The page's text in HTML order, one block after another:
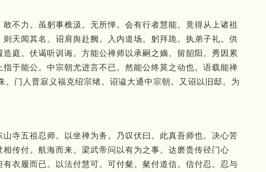
敢不力。 虽躬事樵汲。 无所惮。 会有行者慧能。 竟得从上诸祖
则天闻其名。 诏肩舆赴阙。 入内道场。 躬拜跪。 执弟子礼。 供
庭。 伏谒听训诲。 方能公禅师以承嗣之嫡。 留韶阳。 秀因累
于能公。 中宗朝尤进言不已。 然能公终莫之动也。 语载能禅
。 门人普寂义福克绍宗绪。 诏谥大通中宗朝。 又诏以旧邸。 为
寺五祖忍师。 以坐禅为务。 乃叹伏曰。 此真吾师也。 决心苦
相传付。 航海而来。 梁武帝问以有为之事。 达磨贵传径门心
有衣履而已。 以法付慧可。 可付粲。 粲付道信。 信付忍。 忍与